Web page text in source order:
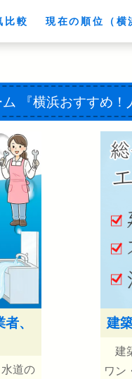
比較 現在の順位（横
『横浜おすすめ！
、
道の
建
建
ワン